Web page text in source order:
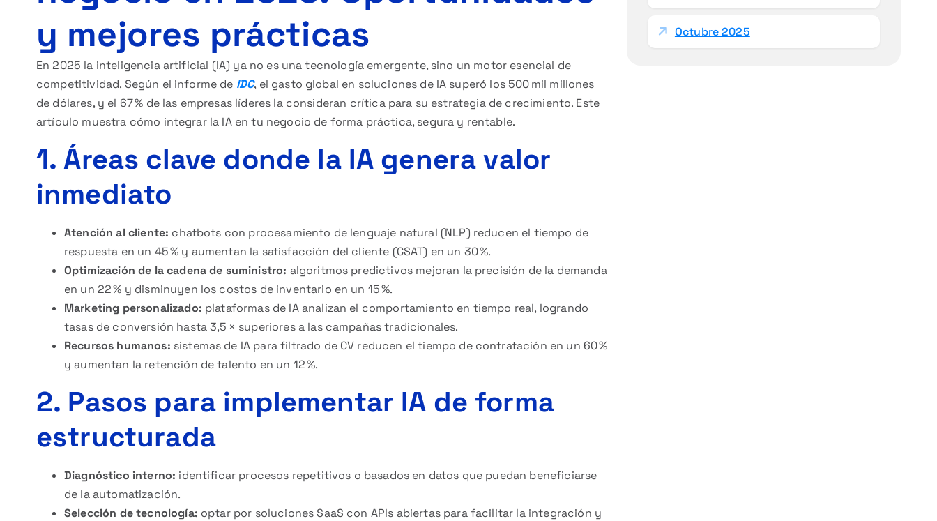
y mejores prácticas
En 2025 la inteligencia artificial (IA) ya no es una tecnología emergente, sino un motor esencial de
competitividad. Según el informe de IDC, el gasto global en soluciones de IA superó los 500 mil millones
de dólares, y el 67 % de las empresas líderes la consideran crítica para su estrategia de crecimiento. Este
artículo muestra cómo integrar la IA en tu negocio de forma práctica, segura y rentable.
1. Áreas clave donde la IA genera valor
inmediato
Atención al cliente: chatbots con procesamiento de lenguaje natural (NLP) reducen el tiempo de
respuesta en un 45 % y aumentan la satisfacción del cliente (CSAT) en un 30 %.
Optimización de la cadena de suministro: algoritmos predictivos mejoran la precisión de la demanda
en un 22 % y disminuyen los costos de inventario en un 15 %.
Marketing personalizado: plataformas de IA analizan el comportamiento en tiempo real, logrando
tasas de conversión hasta 3,5 × superiores a las campañas tradicionales.
Recursos humanos: sistemas de IA para filtrado de CV reducen el tiempo de contratación en un 60 %
y aumentan la retención de talento en un 12 %.
2. Pasos para implementar IA de forma
estructurada
Diagnóstico interno: identificar procesos repetitivos o basados en datos que puedan beneficiarse
de la automatización.
Selección de tecnología: optar por soluciones SaaS con APIs abiertas para facilitar la integración y
Octubre 2025